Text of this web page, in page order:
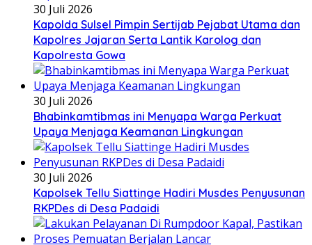
30 Juli 2026
Kapolda Sulsel Pimpin Sertijab Pejabat Utama dan
Kapolres Jajaran Serta Lantik Karolog dan
Kapolresta Gowa
30 Juli 2026
Bhabinkamtibmas ini Menyapa Warga Perkuat
Upaya Menjaga Keamanan Lingkungan
30 Juli 2026
Kapolsek Tellu Siattinge Hadiri Musdes Penyusunan
RKPDes di Desa Padaidi